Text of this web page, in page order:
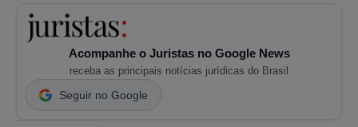
Acompanhe o Juristas no Google News
receba as principais notícias jurídicas do Brasil
Seguir no Google